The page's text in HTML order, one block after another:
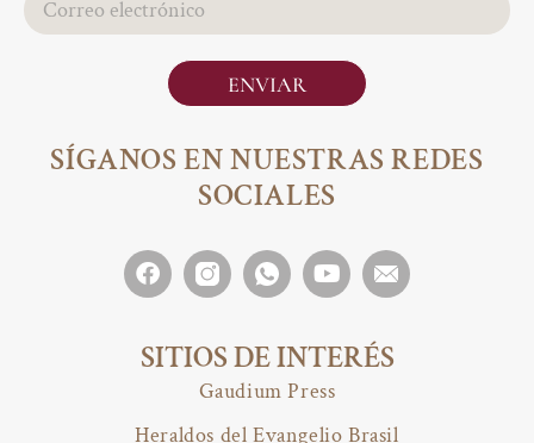
SÍGANOS EN NUESTRAS REDES
SOCIALES
SITIOS DE INTERÉS
Gaudium Press
Heraldos del Evangelio Brasil
+503
ENVIAR